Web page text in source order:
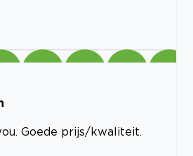
Goede prijs/kwaliteit.